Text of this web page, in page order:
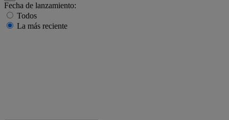
Fecha de lanzamiento:
Todos
La más reciente